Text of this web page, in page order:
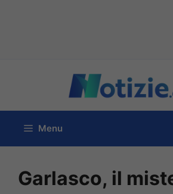
contenuto
Menu
Garlasco, il